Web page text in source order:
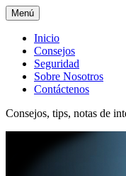
Menú
Menú
superior
Inicio
Consejos
Seguridad
Sobre Nosotros
Contáctenos
Consejos, tips, notas de